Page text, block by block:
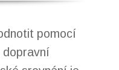
pomocí
dopravní